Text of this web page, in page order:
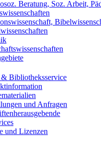
Beratung, Soz. Arbeit,
Bibliotheksservice
und Anfragen
und Lizenzen